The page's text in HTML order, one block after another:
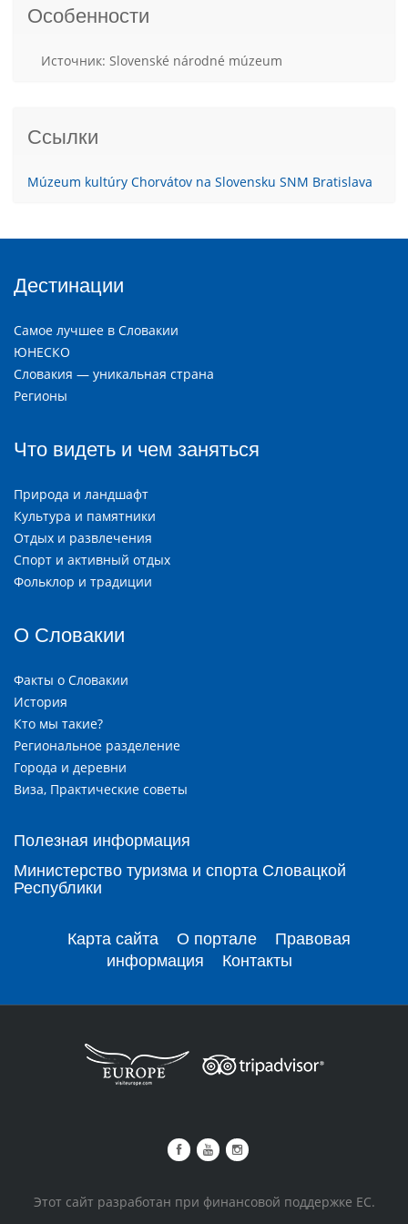
Особенности
Источник: Slovenské národné múzeum
Ссылки
Múzeum kultúry Chorvátov na Slovensku SNM Bratislava
Дестинации
Самое лучшее в Словакии
ЮНЕСКО
Словакия — уникальная страна
Регионы
Что видеть и чем заняться
Природа и ландшафт
Культура и памятники
Отдых и развлечения
Спорт и активный отдых
Фольклор и традиции
О Словакии
Факты о Словакии
История
Кто мы такие?
Региональное разделение
Города и деревни
Виза, Практические советы
Полезная информация
Министерство туризма и спорта Словацкой
Республики
Карта сайта О портале
Правовая
информация
Контакты
Этот сайт разработан при финансовой поддержке ЕС.